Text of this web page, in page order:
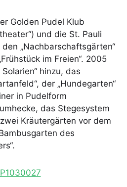
Golden Pudel Klub
und die St. Pauli
„Nachbarschaftsgärten“
im Freien“. 2005
hinzu, das
der „Hundegarten“
in Pudelform
das Stegesystem
Kräutergärten vor dem
des